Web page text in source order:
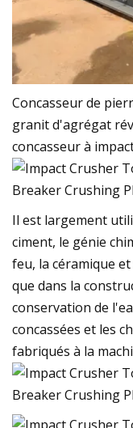
Concasseur de
granit d'agrégat
concasseur à
Il est largement
ciment, le génie
feu, la céramique
que dans la
conservation de
concassées et les
fabriqués à la